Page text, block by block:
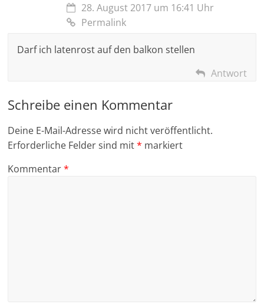
28. August 2017 um 16:41 Uhr
Permalink
Darf ich latenrost auf den balkon stellen
Antwort
Schreibe einen Kommentar
Deine E-Mail-Adresse wird nicht veröffentlicht.
Erforderliche Felder sind mit* markiert
Kommentar*